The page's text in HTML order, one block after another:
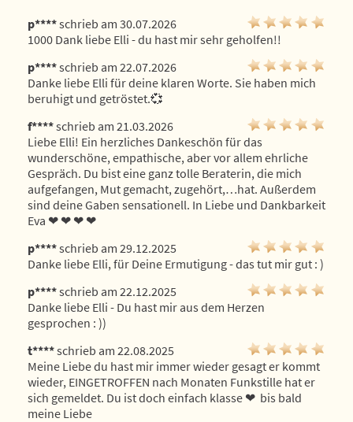
p****schrieb am 30.07.2026
1000 Dank liebe Elli - du hast mir sehr geholfen!!
p****schrieb am 22.07.2026
Danke liebe Elli für deine klaren Worte. Sie haben mich
beruhigt und getröstet.💞
f****schrieb am 21.03.2026
Liebe Elli! Ein herzliches Dankeschön für das
wunderschöne, empathische, aber vor allem ehrliche
Gespräch. Du bist eine ganz tolle Beraterin, die mich
aufgefangen, Mut gemacht, zugehört,…hat. Außerdem
sind deine Gaben sensationell. In Liebe und Dankbarkeit
Eva ❤ ️❤ ️❤ ️❤ ️
p****schrieb am 29.12.2025
Danke liebe Elli, für Deine Ermutigung - das tut mir gut : )
p****schrieb am 22.12.2025
Danke liebe Elli - Du hast mir aus dem Herzen
gesprochen : ))
t****schrieb am 22.08.2025
Meine Liebe du hast mir immer wieder gesagt er kommt
wieder, EINGETROFFEN nach Monaten Funkstille hat er
sich gemeldet. Du ist doch einfach klasse ❤ ️ bis bald
meine Liebe